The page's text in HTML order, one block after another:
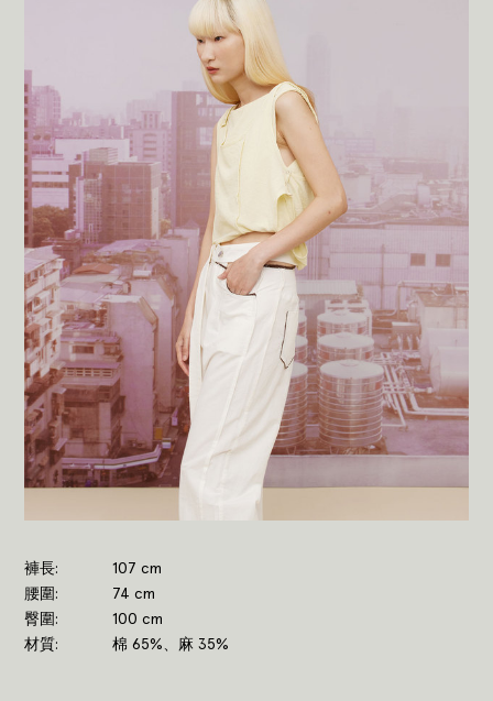
褲長
107 cm
腰圍
74 cm
臀圍
100 cm
材質
棉 65%、麻 35%